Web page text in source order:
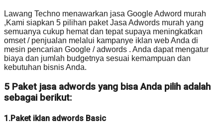
Lawang Techno menawarkan jasa Google Adword murah
,Kami siapkan 5 pilihan paket Jasa Adwords murah yang
semuanya cukup hemat dan tepat supaya meningkatkan
omset / penjualan melalui kampanye iklan web Anda di
mesin pencarian Google / adwords . Anda dapat mengatur
biaya dan jumlah budgetnya sesuai kemampuan dan
kebutuhan bisnis Anda.
5 Paket jasa adwords yang bisa Anda pilih adalah
sebagai berikut:
1.Paket iklan adwords Basic